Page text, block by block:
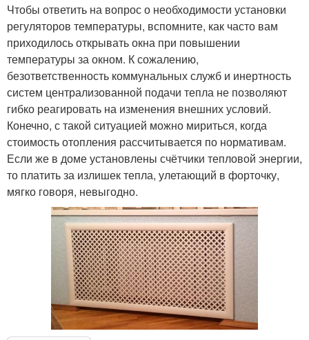
Чтобы ответить на вопрос о необходимости установки
регуляторов температуры, вспомните, как часто вам
приходилось открывать окна при повышении
температуры за окном. К сожалению,
безответственность коммунальных служб и инертность
систем централизованной подачи тепла не позволяют
гибко реагировать на изменения внешних условий.
Конечно, с такой ситуацией можно мириться, когда
стоимость отопления рассчитывается по нормативам.
Если же в доме установлены счётчики тепловой энергии,
то платить за излишек тепла, улетающий в форточку,
мягко говоря, невыгодно.